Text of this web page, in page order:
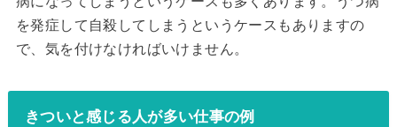
を発症して自殺してしまうというケースもありますの
で、気を付けなければいけません。
きついと感じる人が多い仕事の例